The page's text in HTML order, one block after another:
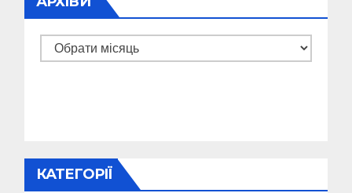
Архіви
КАТЕГОРІЇ